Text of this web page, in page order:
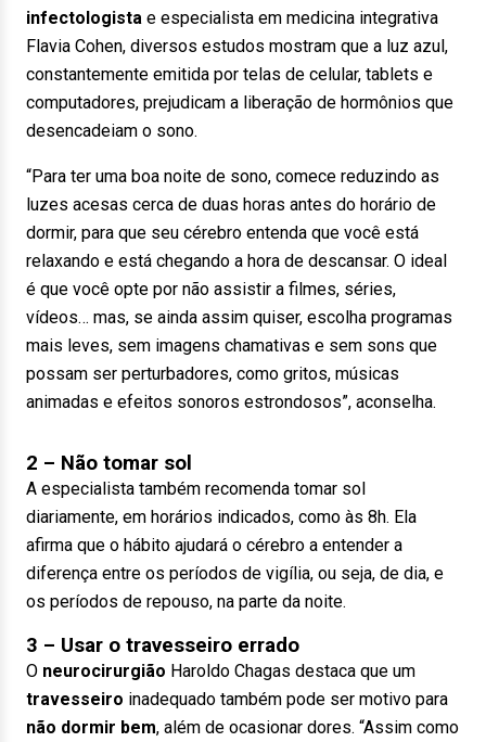
infectologista e especialista em medicina integrativa
Flavia Cohen, diversos estudos mostram que a luz azul,
constantemente emitida por telas de celular, tablets e
computadores, prejudicam a liberação de hormônios que
desencadeiam o sono.
“Para ter uma boa noite de sono, comece reduzindo as
luzes acesas cerca de duas horas antes do horário de
dormir, para que seu cérebro entenda que você está
relaxando e está chegando a hora de descansar. O ideal
é que você opte por não assistir a filmes, séries,
vídeos… mas, se ainda assim quiser, escolha programas
mais leves, sem imagens chamativas e sem sons que
possam ser perturbadores, como gritos, músicas
animadas e efeitos sonoros estrondosos”, aconselha.
2 – Não tomar sol
A especialista também recomenda tomar sol
diariamente, em horários indicados, como às 8h. Ela
afirma que o hábito ajudará o cérebro a entender a
diferença entre os períodos de vigília, ou seja, de dia, e
os períodos de repouso, na parte da noite.
3 – Usar o travesseiro errado
O neurocirurgião Haroldo Chagas destaca que um
travesseiro inadequado também pode ser motivo para
não dormir bem, além de ocasionar dores. “Assim como